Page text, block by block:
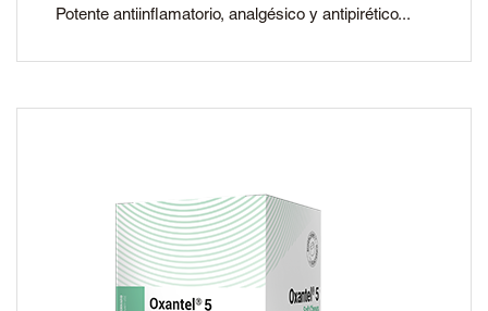
Potente antiinflamatorio, analgésico y antipirético...